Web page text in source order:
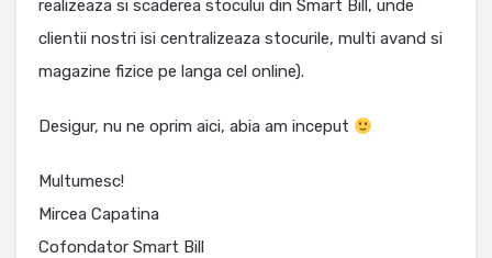
realizeaza si scaderea stocului din Smart Bill, unde
clientii nostri isi centralizeaza stocurile, multi avand si
magazine fizice pe langa cel online).
Desigur, nu ne oprim aici, abia am inceput
Multumesc!
Mircea Capatina
Cofondator Smart Bill